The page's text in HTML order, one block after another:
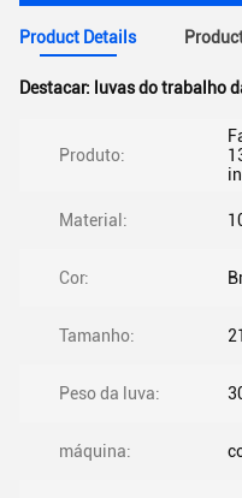
Product Details
Destacar: luvas do trabalho
Produto:
Material:
Cor:
Tamanho:
Peso da luva:
máquina: